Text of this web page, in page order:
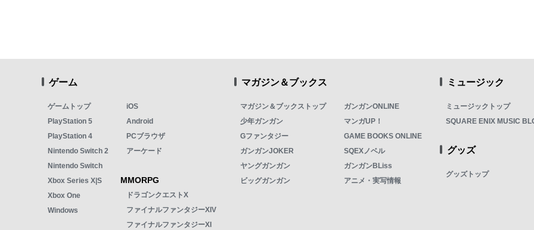
ゲーム
ゲームトップ
PlayStation 5
PlayStation 4
Nintendo Switch 2
Nintendo Switch
Xbox Series X|S
Xbox One
Windows
iOS
Android
PCブラウザ
アーケード
MMORPG
ドラゴンクエストX
ファイナルファンタジーXIV
ファイナルファンタジーXI
マガジン＆ブックス
マガジン＆ブックストップ
少年ガンガン
Gファンタジー
ガンガンJOKER
ヤングガンガン
ビッグガンガン
ガンガンONLINE
マンガUP！
GAME BOOKS ONLINE
SQEXノベル
ガンガンBLiss
アニメ・実写情報
ミュージック
ミュージックトップ
SQUARE ENIX MUSIC
グッズ
グッズトップ